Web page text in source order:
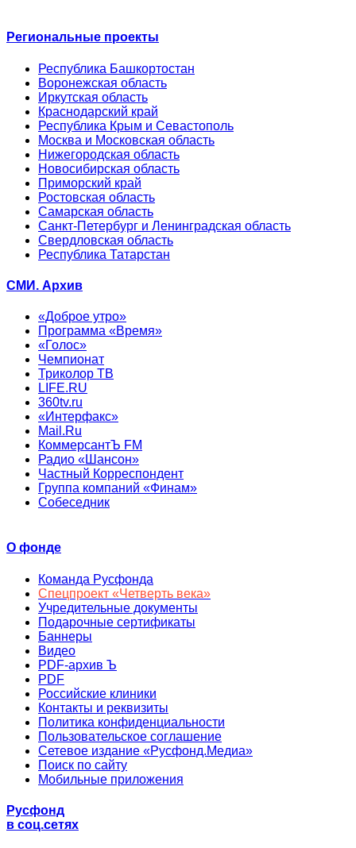
Региональные проекты
Республика Башкортостан
Воронежская область
Иркутская область
Краснодарский край
Республика Крым и Севастополь
Москва и Московская область
Нижегородская область
Новосибирская область
Приморский край
Ростовская область
Самарская область
Санкт-Петербург и Ленинградская область
Свердловская область
Республика Татарстан
СМИ. Архив
«Доброе утро»
Программа «Время»
«Голос»
Чемпионат
Триколор ТВ
LIFE.RU
360tv.ru
«Интерфакс»
Mail.Ru
КоммерсантЪ FM
Радио «Шансон»
Частный Корреспондент
Группа компаний «Финам»
Собеседник
О фонде
Команда Русфонда
Спецпроект «Четверть века»
Учредительные документы
Подарочные сертификаты
Баннеры
Видео
PDF-архив Ъ
PDF
Российские клиники
Контакты и реквизиты
Политика конфиденциальности
Пользовательское соглашение
Сетевое издание «Русфонд.Медиа»
Поиск по сайту
Мобильные приложения
Русфонд
в соц.сетях